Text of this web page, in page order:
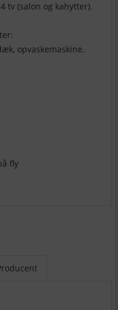
tv (salon og kahytter).
opvaskemaskine.
fly